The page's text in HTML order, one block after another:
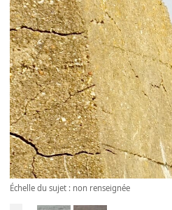
Échelle du sujet : non renseignée